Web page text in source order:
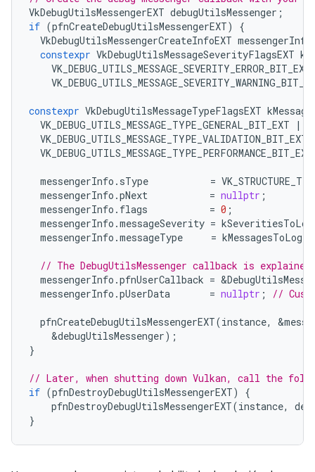
VkDebugUtilsMessengerEXT debugUtilsMessenger ;
if (pfnCreateDebugUtilsMessengerEXT)
{
VkDebugUtilsMessengerCreateInfoEXT messengerInfo
constexpr VkDebugUtilsMessageSeverityFlagsEXT
VK_DEBUG_UTILS_MESSAGE_SEVERITY_ERROR_BIT_EXT
constexpr VkDebugUtilsMessageTypeFlagsEXT
VK_DEBUG_UTILS_MESSAGE_TYPE_GENERAL_BIT_EXT
|
VK_DEBUG_UTILS_MESSAGE_TYPE_VALIDATION_BIT_EXT
VK_DEBUG_UTILS_MESSAGE_TYPE_PERFORMANCE_BIT_EXT
messengerInfo . sType =
messengerInfo .pNext = nullptr ;
messengerInfo . flags = 0 ;
messengerInfo .messageSeverity = kSeveritiesToLog
messengerInfo .messageType = kMessagesToLog
// The DebugUtilsMessenger callback is
messengerInfo .pfnUserCallback = &
messengerInfo .pUserData = nullptr ; //
pfnCreateDebugUtilsMessengerEXT(instance, &
&debugUtilsMessenger);
}
// Later, when shutting down Vulkan, call the
if (pfnDestroyDebugUtilsMessengerEXT)
{
pfnDestroyDebugUtilsMessengerEXT(instance,
}